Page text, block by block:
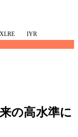
XLRE IYR
の高水準に